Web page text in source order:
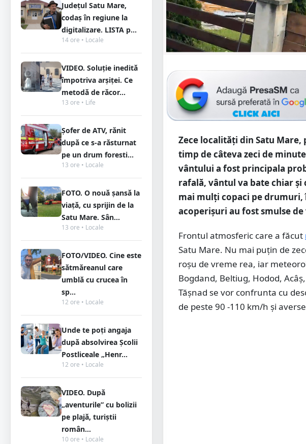
Județul Satu Mare,
codaș în regiune la
digitalizare. LISTA p...
14 ore • Locale
VIDEO. Soluție inedită
împotriva arșiței. Ce
metodă de răcor...
13 ore • Life
Șofer de ATV, rănit
după ce s-a răsturnat
pe un drum foresti...
13 ore • Locale
FOTO. O nouă șansă la
viață, cu sprijin de la
Satu Mare. Sân...
13 ore • Locale
FOTO/VIDEO. Cine este
sătmăreanul care
umblă cu crucea în
sp...
12 ore • Locale
Unde te poți angaja
după absolvirea Școlii
Postliceale „Henr...
12 ore • Locale
VIDEO. După
„aventurile” cu bolizii
pe plajă, turiștii
român...
10 ore • Locale
Zece localități din Satu Mare,
timp de câteva zeci de
vântului a fost principala
rafală, vântul va bate chiar și
mai mulți copaci pe
acoperișuri au fost smulse
Frontul atmosferic care a făcut
Satu Mare. Nu mai puțin de
roșu de vreme rea, iar
Bogdand, Beltiug, Hodod,
Tășnad se vor confrunta cu
de peste 90 -110 km/h și